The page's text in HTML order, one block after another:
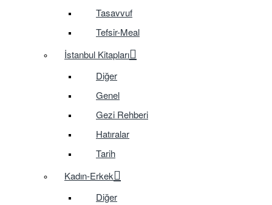
Tasavvuf
Tefsir-Meal
İstanbul Kitapları
Diğer
Genel
Gezi Rehberi
Hatıralar
Tarih
Kadın-Erkek
Diğer